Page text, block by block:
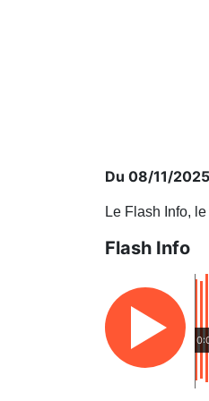
Du 08/11/
Le Flash Info,
Flash Info